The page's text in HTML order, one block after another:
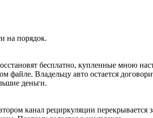
на порядок.
бесплатно, купленные мною
Владельцу авто остается
деньги.
канал рециркуляции перекрывается